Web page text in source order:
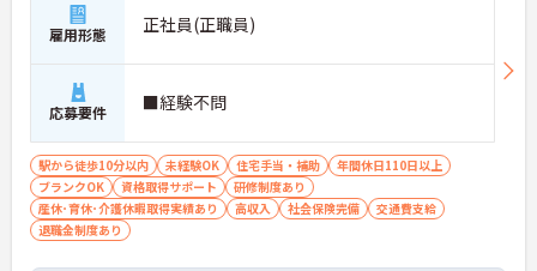
雇用形態 正社員(正職員)
応募要件 ■経験不問
駅から徒歩10分以内 未経験OK 住宅手当・補助
年間休日110日以上
ブランクOK
資格取得サポート
研修制度あり
産休･育休･介護休暇取得実績あり
高収入 社会保険完備
交通費支給
退職金制度あり